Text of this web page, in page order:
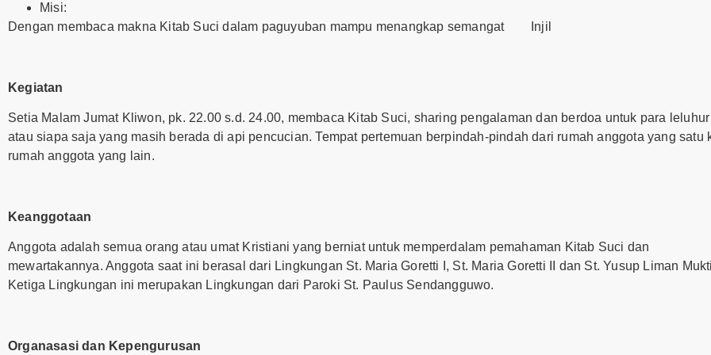
Misi:
Dengan membaca makna Kitab Suci dalam paguyuban mampu menangkap semangat Injil
Kegiatan
Setia Malam Jumat Kliwon, pk. 22.00 s.d. 24.00, membaca Kitab Suci, sharing pengalaman dan berdoa untuk para leluhur
atau siapa saja yang masih berada di api pencucian. Tempat pertemuan berpindah-pindah dari rumah anggota yang satu
rumah anggota yang lain.
Keanggotaan
Anggota adalah semua orang atau umat Kristiani yang berniat untuk memperdalam pemahaman Kitab Suci dan
mewartakannya. Anggota saat ini berasal dari Lingkungan St. Maria Goretti I, St. Maria Goretti II dan St. Yusup Liman
Ketiga Lingkungan ini merupakan Lingkungan dari Paroki St. Paulus Sendangguwo.
Organasasi dan Kepengurusan